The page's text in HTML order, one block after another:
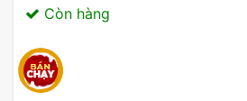
Còn hàng